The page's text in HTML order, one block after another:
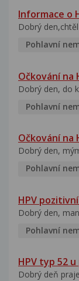
Informace o
Dobrý
Pohlavní
Očkování na
Dobrý den, do
Pohlavní
Očkování na
Dobrý den,
Pohlavní
HPV
Dobrý den,
Pohlavní
HPV typ 52
Dobrý deň